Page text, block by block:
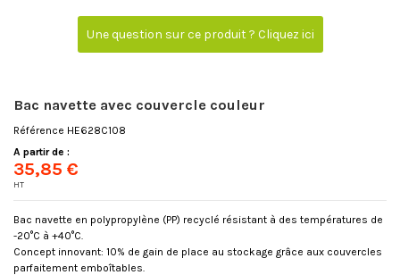
Une question sur ce produit ? Cliquez ici
Bac navette avec couvercle couleur
Référence HE628C108
A partir de :
35,85 €
HT
Bac navette en polypropylène (PP) recyclé résistant à des températures de
-20°C à +40°C.
Concept innovant: 10% de gain de place au stockage grâce aux couvercles
parfaitement emboîtables.